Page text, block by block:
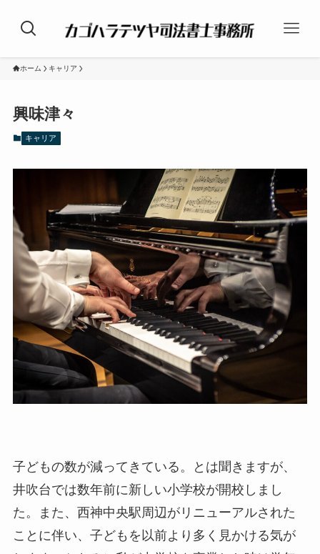
ホーム キャリア
興味津々
キャリア
子どもの数が減ってきている。とは聞きますが、
井吹台では数年前に新しい小学校が開校しまし
た。また、西神中央駅周辺がリニューアルされた
ことに伴い、子どもを以前より多く見かける気が